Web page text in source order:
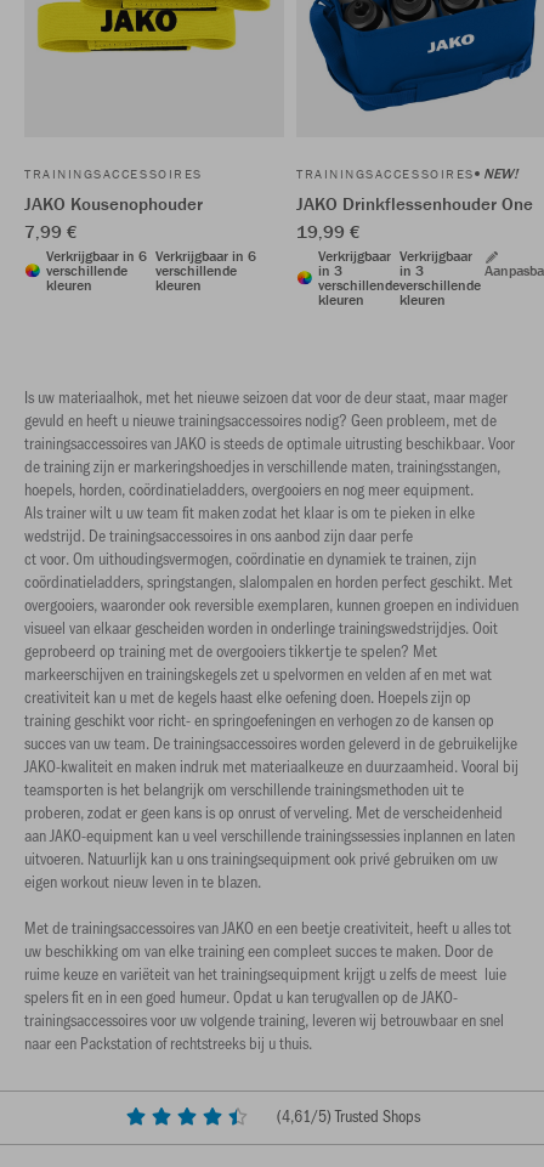
TRAININGSACCESSOIRES
JAKO Kousenophouder
7,99 €
Verkrijgbaar in 6
verschillende
kleuren
Verkrijgbaar in 6
verschillende
kleuren
TRAININGSACCESSOIRES NEW!
JAKO Drinkflessenhouder One
19,99 €
Verkrijgbaar
in 3
verschillende
kleuren
Verkrijgbaar
in 3
verschillende
kleuren
Is uw materiaalhok, met het nieuwe seizoen dat voor de deur staat, maar mager
gevuld en heeft u nieuwe trainingsaccessoires nodig? Geen probleem, met de
trainingsaccessoires van JAKO is steeds de optimale uitrusting beschikbaar. Voor
de training zijn er markeringshoedjes in verschillende maten, trainingsstangen,
hoepels, horden, coördinatieladders, overgooiers en nog meer equipment.
Als trainer wilt u uw team fit maken zodat het klaar is om te pieken in elke
wedstrijd. De trainingsaccessoires in ons aanbod zijn daar perfe
ct voor. Om uithoudingsvermogen, coördinatie en dynamiek te trainen, zijn
coördinatieladders, springstangen, slalompalen en horden perfect geschikt. Met
overgooiers, waaronder ook reversible exemplaren, kunnen groepen en individuen
visueel van elkaar gescheiden worden in onderlinge trainingswedstrijdjes. Ooit
geprobeerd op training met de overgooiers tikkertje te spelen? Met
markeerschijven en trainingskegels zet u spelvormen en velden af en met wat
creativiteit kan u met de kegels haast elke oefening doen. Hoepels zijn op
training geschikt voor richt- en springoefeningen en verhogen zo de kansen op
succes van uw team. De trainingsaccessoires worden geleverd in de gebruikelijke
JAKO-kwaliteit en maken indruk met materiaalkeuze en duurzaamheid. Vooral bij
teamsporten is het belangrijk om verschillende trainingsmethoden uit te
proberen, zodat er geen kans is op onrust of verveling. Met de verscheidenheid
aan JAKO-equipment kan u veel verschillende trainingssessies inplannen en laten
uitvoeren. Natuurlijk kan u ons trainingsequipment ook privé gebruiken om uw
eigen workout nieuw leven in te blazen.
Met de trainingsaccessoires van JAKO en een beetje creativiteit, heeft u alles tot
uw beschikking om van elke training een compleet succes te maken. Door de
ruime keuze en variëteit van het trainingsequipment krijgt u zelfs de meest luie
spelers fit en in een goed humeur. Opdat u kan terugvallen op de JAKO-
trainingsaccessoires voor uw volgende training, leveren wij betrouwbaar en snel
naar een Packstation of rechtstreeks bij u thuis.
(4,61/5) Trusted Shops